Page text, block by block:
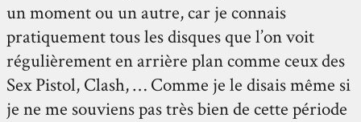
un moment ou un autre, car je connais
pratiquement tous les disques que l’on voit
régulièrement en arrière plan comme ceux des
Sex Pistol, Clash, … Comme je le disais même si
je ne me souviens pas très bien de cette période